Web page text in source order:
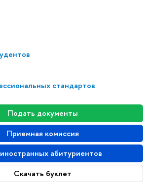
стандартов
Подать документы
Приемная комиссия
абитуриентов
Скачать буклет